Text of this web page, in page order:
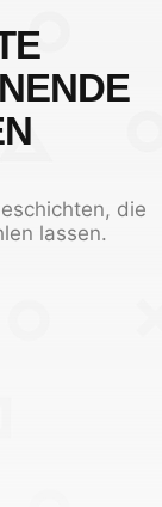
die
lassen.